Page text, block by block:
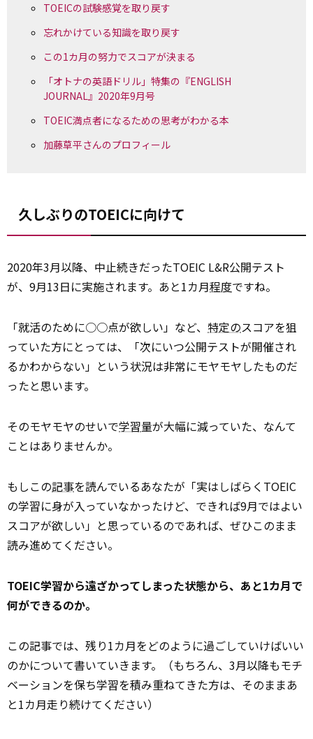
TOEICの試験感覚を取り戻す
忘れかけている知識を取り戻す
この1カ月の努力でスコアが決まる
「オトナの英語ドリル」特集の『ENGLISH
JOURNAL』2020年9月号
TOEIC満点者になるための思考がわかる本
加藤草平さんのプロフィール
久しぶりのTOEICに向けて
2020年3月以降、中止続きだったTOEIC L&R公開テスト
が、9月13日に実施されます。あと1カ月程度ですね。
「就活のために○○点が欲しい」など、 特定のスコアを狙
っていた方にとっては、「次にいつ公開テストが開催され
るかわからない」という状況は非常にモヤモヤしたものだ
ったと思います。
そのモヤモヤのせいで学習量が大幅に減っていた、なんて
ことはありませんか。
もしこの記事を読んでいるあなたが「実はしばらくTOEIC
の学習に身が入っていなかったけど、できれば9月ではよい
スコアが欲しい」と思っているのであれば、ぜひこのまま
読み進めてください。
TOEIC学習から遠ざかってしまった状態から、あと1カ月で
何ができるのか。
この記事では、残り1カ月をどのように過ごしていけばいい
のかについて書いていきます。（もちろん、3月以降もモチ
ベーションを保ち学習を積み重ねてきた方は、そのままあ
と1カ月走り続けてください）